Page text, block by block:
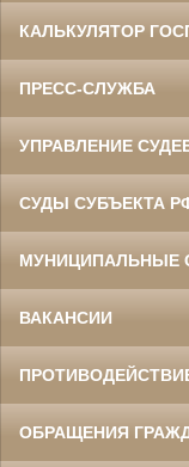
КАЛЬКУЛЯТОР
ПРЕСС-СЛУЖБА
УПРАВЛЕНИЕ
СУДЫ СУБЪЕКТА
МУНИЦИПАЛЬНЫЕ
ВАКАНСИИ
ОБРАЩЕНИЯ